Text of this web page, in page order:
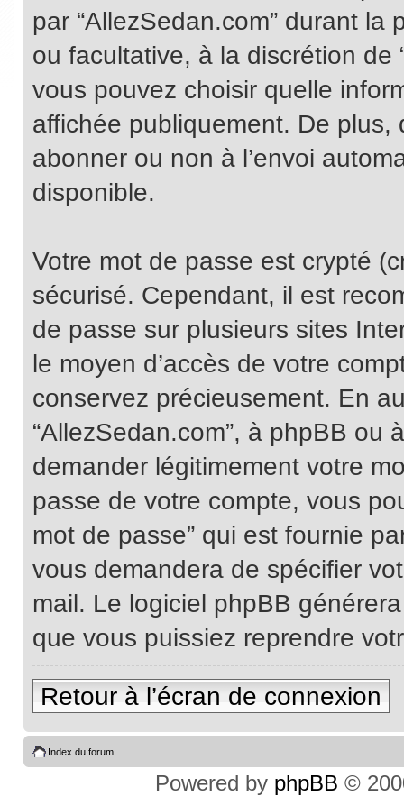
par “AllezSedan.com” durant la
ou facultative, à la discrétion de
vous pouvez choisir quelle
affichée publiquement. De plus,
abonner ou non à l’envoi
disponible.
Votre mot de passe est crypté
sécurisé. Cependant, il est
de passe sur plusieurs sites
le moyen d’accès de votre
conservez précieusement. En
“AllezSedan.com”, à phpBB ou
demander légitimement votre
passe de votre compte, vous
mot de passe” qui est fournie
vous demandera de spécifier
mail. Le logiciel phpBB
que vous puissiez reprendre
Retour à l’écran de connexion
Index du forum
Powered by phpBB ©